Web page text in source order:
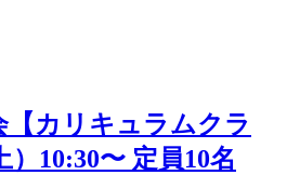
【カリキュラムクラ
）10:30〜 定員10名